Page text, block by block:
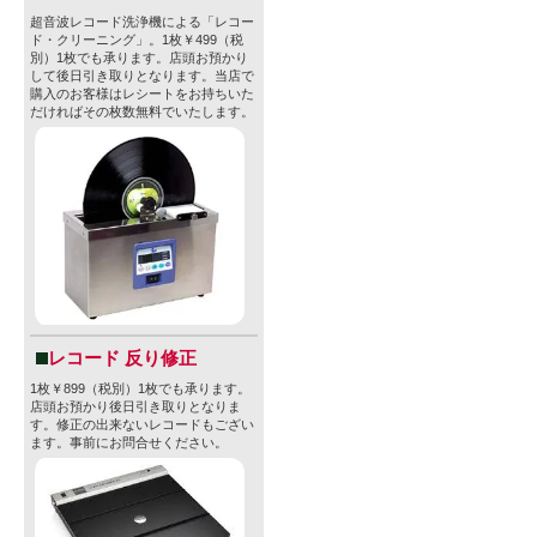
超音波レコード洗浄機による「レコー
ド・クリーニング」。1枚￥499（税
別）1枚でも承ります。店頭お預かり
して後日引き取りとなります。当店で
購入のお客様はレシートをお持ちいた
だければその枚数無料でいたします。
レコード 反り修正
1枚￥899（税別）1枚でも承ります。
店頭お預かり後日引き取りとなりま
す。修正の出来ないレコードもござい
ます。事前にお問合せください。